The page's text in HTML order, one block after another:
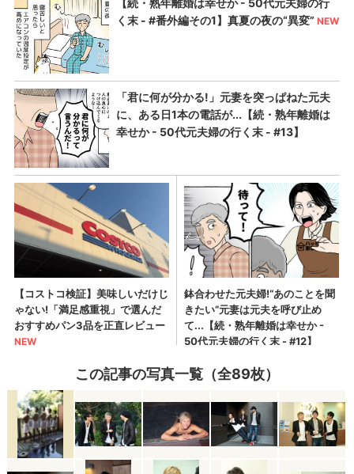
この記事の写真一覧（全89枚）